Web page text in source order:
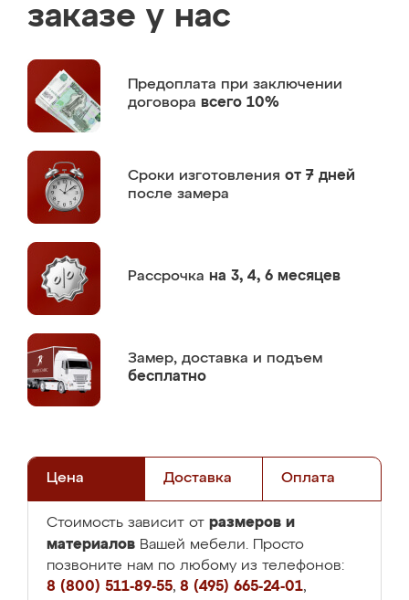
заказе у нас
Предоплата при заключении
договора всего 10%
Сроки изготовления от 7 дней
после замера
Рассрочка на 3, 4, 6 месяцев
Замер, доставка и подъем
бесплатно
Цена Доставка Оплата
Стоимость зависит от размеров и
материалов Вашей мебели. Просто
позвоните нам по любому из телефонов:
8 (800) 511-89-55, 8 (495) 665-24-01,